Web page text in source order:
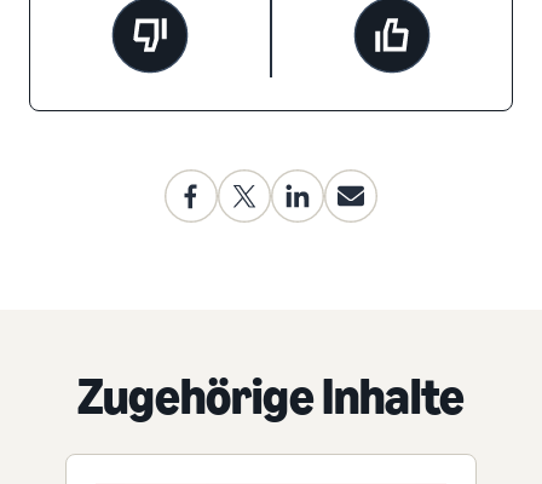
Zugehörige Inhalte